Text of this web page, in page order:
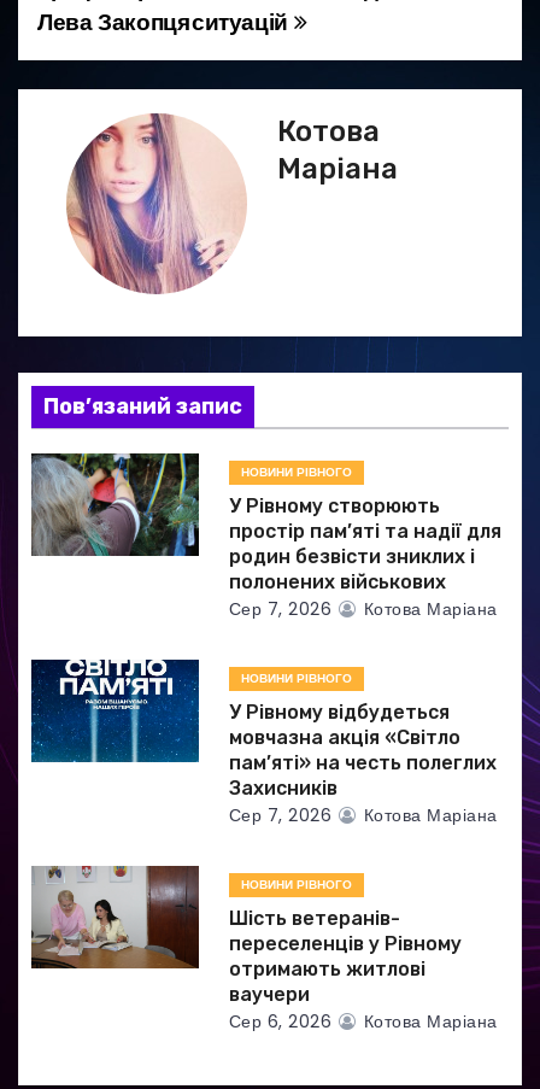
і
г
а
п
и
с
ситуацій
Лева Закопця
Котова
Маріана
Пов’язаний запис
НОВИНИ РІВНОГО
У Рівному створюють
простір пам’яті та надії для
родин безвісти зниклих і
полонених військових
Сер 7, 2026 Котова Маріана
НОВИНИ РІВНОГО
У Рівному відбудеться
мовчазна акція «Світло
пам’яті» на честь полеглих
Захисників
Сер 7, 2026 Котова Маріана
НОВИНИ РІВНОГО
Шість ветеранів-
переселенців у Рівному
отримають житлові
ваучери
Сер 6, 2026 Котова Маріана